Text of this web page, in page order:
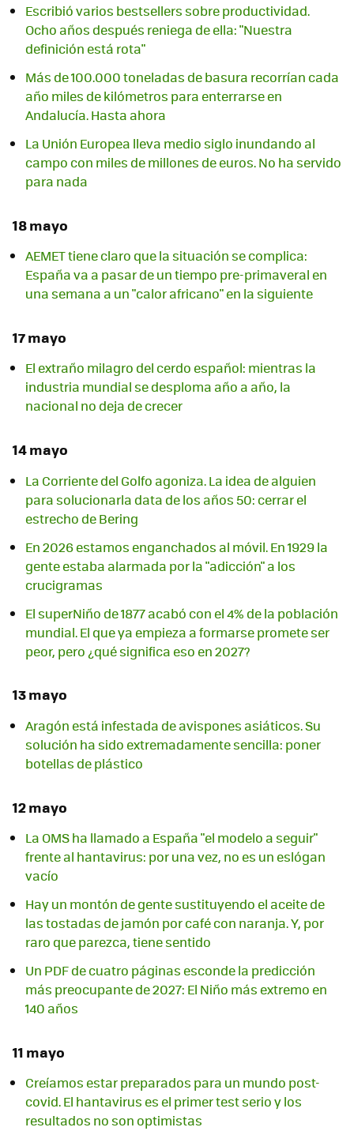
Escribió varios bestsellers sobre productividad.
Ocho años después reniega de ella: "Nuestra
definición está rota"
Más de 100.000 toneladas de basura recorrían cada
año miles de kilómetros para enterrarse en
Andalucía. Hasta ahora
La Unión Europea lleva medio siglo inundando al
campo con miles de millones de euros. No ha servido
para nada
18 mayo
AEMET tiene claro que la situación se complica:
España va a pasar de un tiempo pre-primaveral en
una semana a un "calor africano" en la siguiente
17 mayo
El extraño milagro del cerdo español: mientras la
industria mundial se desploma año a año, la
nacional no deja de crecer
14 mayo
La Corriente del Golfo agoniza. La idea de alguien
para solucionarla data de los años 50: cerrar el
estrecho de Bering
En 2026 estamos enganchados al móvil. En 1929 la
gente estaba alarmada por la "adicción" a los
crucigramas
El superNiño de 1877 acabó con el 4% de la población
mundial. El que ya empieza a formarse promete ser
peor, pero ¿qué significa eso en 2027?
13 mayo
Aragón está infestada de avispones asiáticos. Su
solución ha sido extremadamente sencilla: poner
botellas de plástico
12 mayo
La OMS ha llamado a España "el modelo a seguir"
frente al hantavirus: por una vez, no es un eslógan
vacío
Hay un montón de gente sustituyendo el aceite de
las tostadas de jamón por café con naranja. Y, por
raro que parezca, tiene sentido
Un PDF de cuatro páginas esconde la predicción
más preocupante de 2027: El Niño más extremo en
140 años
11 mayo
Creíamos estar preparados para un mundo post-
covid. El hantavirus es el primer test serio y los
resultados no son optimistas